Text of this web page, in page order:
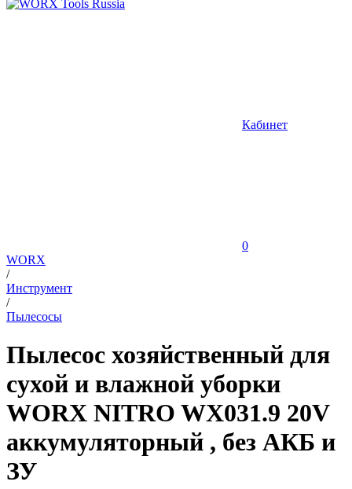
Кабинет
0
WORX
/
Инструмент
/
Пылесосы
Пылесос хозяйственный для
сухой и влажной уборки
WORX NITRO WX031.9 20V
аккумуляторный , без АКБ и
ЗУ